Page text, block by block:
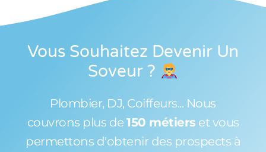
Vous Souhaitez Devenir Un
Soveur ?
Plombier, DJ, Coiffeurs... Nous
couvrons plus de 150 métiers et vous
permettons d'obtenir des prospects à